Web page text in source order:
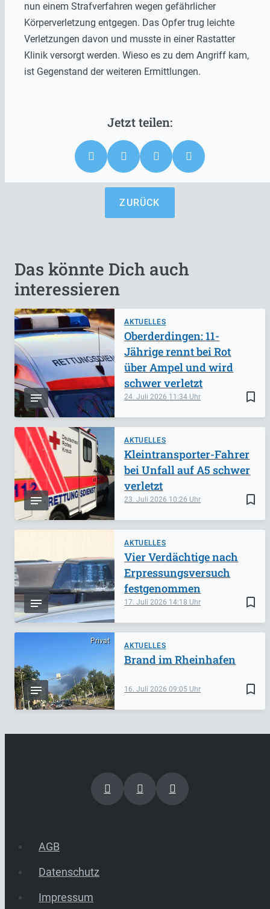
nun einem Strafverfahren wegen gefährlicher
Körperverletzung entgegen. Das Opfer trug leichte
Verletzungen davon und musste in einer Rastatter
Klinik versorgt werden. Wieso es zu dem Angriff kam,
ist Gegenstand der weiteren Ermittlungen.
ZURÜCK
Das könnte Dich auch
interessieren
AKTUELLES
bookmark_border
24. Juli 2026 11:34
Oberderdingen: 11-
Jährige rennt bei Rot
über Ampel und wird
schwer verletzt
AKTUELLES
bookmark_border
23. Juli 2026 10:26
Kleintransporter-Fahrer
bei Unfall auf A5 schwer
verletzt
AKTUELLES
bookmark_border
17. Juli 2026 14:18
Vier Verdächtige nach
Erpressungsversuch
festgenommen
Privat
AKTUELLES
bookmark_border
16. Juli 202609:05
Brand im Rheinhafen
AGB
Datenschutz
Impressum